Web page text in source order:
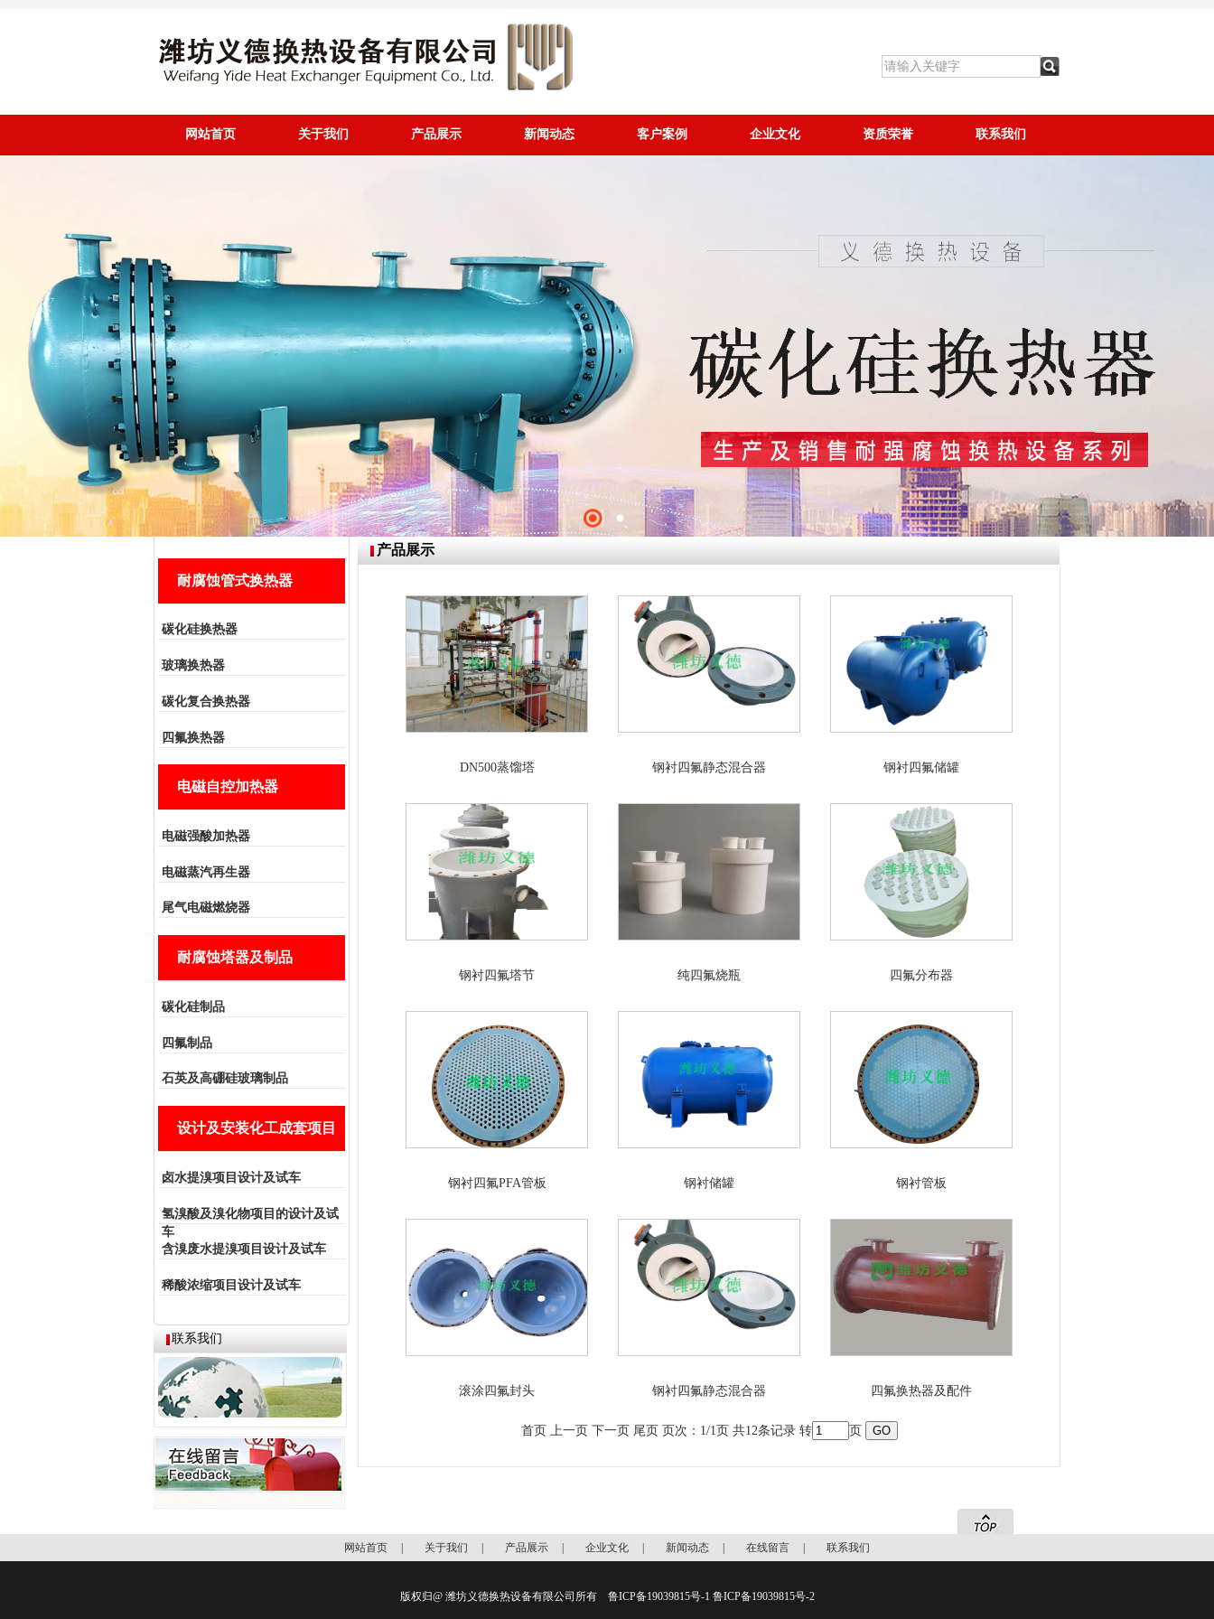
网站首页 关于我们 产品展示 新闻动态 客户案例 企业文化 资质荣誉 联系我们
耐腐蚀管式换热器
碳化硅换热器
玻璃换热器
碳化复合换热器
四氟换热器
电磁自控加热器
电磁强酸加热器
电磁蒸汽再生器
尾气电磁燃烧器
耐腐蚀塔器及制品
碳化硅制品
四氟制品
石英及高硼硅玻璃制品
设计及安装化工成套项目
卤水提溴项目设计及试车
氢溴酸及溴化物项目的设计及试
车
含溴废水提溴项目设计及试车
稀酸浓缩项目设计及试车
联系我们
产品展示
DN500蒸馏塔 钢衬四氟静态混合器 钢衬四氟储罐
钢衬四氟塔节 纯四氟烧瓶 四氟分布器
钢衬四氟PFA管板 钢衬储罐 钢衬管板
滚涂四氟封头 钢衬四氟静态混合器 四氟换热器及配件
首页 上一页 下一页 尾页 页次：1/1页 共12条记录 转 页
网站首页 关于我们 产品展示 企业文化 新闻动态 在线留言 联系我们
版权归@ 潍坊义德换热设备有限公司所有 鲁ICP备19039815号-1 鲁ICP备19039815号-2